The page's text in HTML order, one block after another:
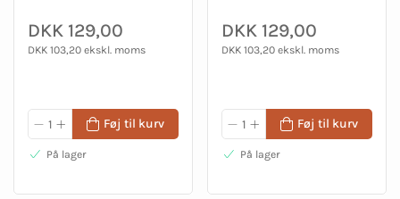
DKK 129,00
DKK 103,20 ekskl. moms
Føj til kurv
På lager
DKK 129,00
DKK 103,20 ekskl. moms
Føj til kurv
På lager